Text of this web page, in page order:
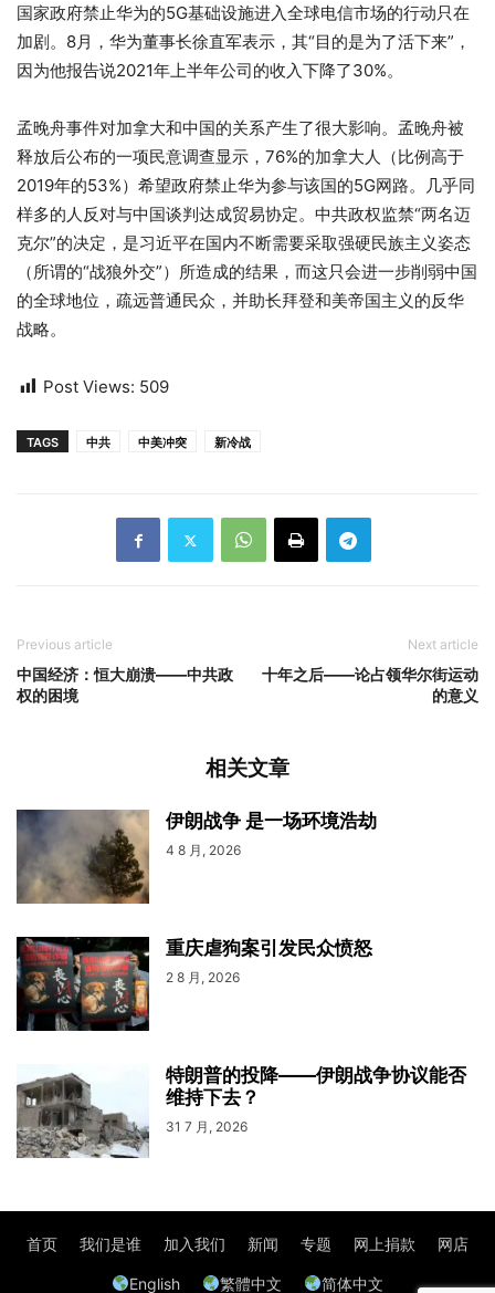
国家政府禁止华为的5G基础设施进入全球电信市场的行动只在
加剧。8月，华为董事长徐直军表示，其“目的是为了活下来”，
因为他报告说2021年上半年公司的收入下降了30%。
孟晚舟事件对加拿大和中国的关系产生了很大影响。孟晚舟被
释放后公布的一项民意调查显示，76%的加拿大人（比例高于
2019年的53%）希望政府禁止华为参与该国的5G网路。几乎同
样多的人反对与中国谈判达成贸易协定。中共政权监禁“两名迈
克尔”的决定，是习近平在国内不断需要采取强硬民族主义姿态
（所谓的“战狼外交”）所造成的结果，而这只会进一步削弱中国
的全球地位，疏远普通民众，并助长拜登和美帝国主义的反华
战略。
Post Views: 509
TAGS 中共 中美冲突 新冷战
Previous article
中国经济：恒大崩溃——中共政
权的困境
Next article
十年之后——论占领华尔街运动
的意义
相关文章
伊朗战争 是一场环境浩劫
4 8 月, 2026
重庆虐狗案引发民众愤怒
2 8 月, 2026
特朗普的投降——伊朗战争协议能否
维持下去？
31 7 月, 2026
首页 我们是谁 加入我们 新闻 专题 网上捐款 网店
English 繁體中文 简体中文